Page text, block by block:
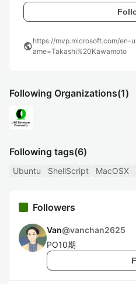
publichttps://mvp.microsoft.com/en-
ame=Takashi%20Kawamoto
Following Organizations(1)
Following tags(6)
Ubuntu ShellScript MacOSX
Followers
Van@vanchan2625
PO10期